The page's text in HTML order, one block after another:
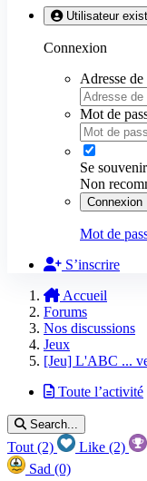
Utilisateur
Connexion
Adresse
Mot de
Se
Non
Connexion
Mot de
S’inscrire
Accueil
Forums
Nos discussions
Jeux
[Jeu] L'ABC ...
Toute l’activité
Search...
Tout (2) Like (2)
Sad (0)